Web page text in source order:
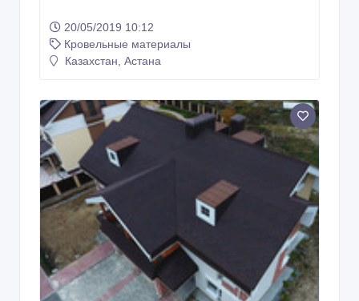
20/05/2019 10:12
Кровельные материалы
Казахстан, Астана